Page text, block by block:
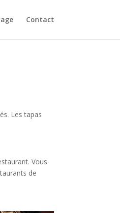
Contact
Les tapas
Vous
de